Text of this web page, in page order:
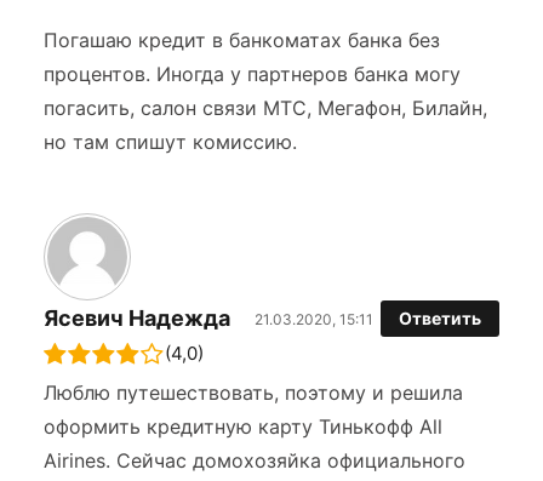
Погашаю кредит в банкоматах банка без
процентов. Иногда у партнеров банка могу
погасить, салон связи МТС, Мегафон, Билайн,
но там спишут комиссию.
Ясевич Надежда 21.03.2020, 15:11 Ответить
(4,0)
Люблю путешествовать, поэтому и решила
оформить кредитную карту Тинькофф All
Airines. Сейчас домохозяйка официального